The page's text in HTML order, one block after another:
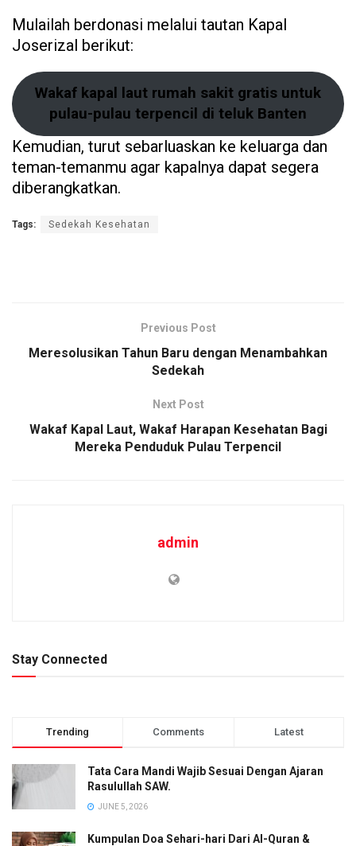
Mulailah berdonasi melalui tautan Kapal
Joserizal berikut:
Wakaf kapal laut rumah sakit gratis untuk
pulau-pulau terpencil di teluk Banten
Kemudian, turut sebarluaskan ke keluarga dan
teman-temanmu agar kapalnya dapat segera
diberangkatkan.
Tags: Sedekah Kesehatan
Previous Post
Meresolusikan Tahun Baru dengan Menambahkan
Sedekah
Next Post
Wakaf Kapal Laut, Wakaf Harapan Kesehatan Bagi
Mereka Penduduk Pulau Terpencil
admin
Stay Connected
Trending Comments Latest
Tata Cara Mandi Wajib Sesuai Dengan Ajaran
Rasulullah SAW.
JUNE 5, 2026
Kumpulan Doa Sehari-hari Dari Al-Quran &